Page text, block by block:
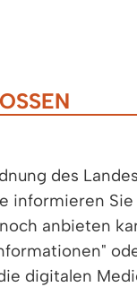
des
informieren
anbieten
digitalen